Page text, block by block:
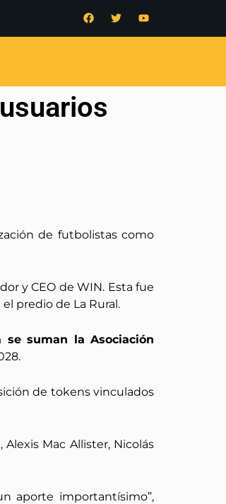
de futbolistas como
y CEO de WIN. Esta fue
predio de La Rural.
se suman la Asociación
de tokens vinculados
Mac Allister, Nicolás
aporte importantísimo”,